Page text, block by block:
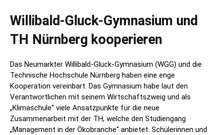
Willibald-Gluck-Gymnasium und
TH Nürnberg kooperieren
Das Neumarkter Willibald-Gluck-Gymnasium (WGG) und die
Technische Hochschule Nürnberg haben eine enge
Kooperation vereinbart. Das Gymnasium habe laut den
Verantwortlichen mit seinem Wirtschaftszweig und als
„Klimaschule“ viele Ansatzpunkte für die neue
Zusammenarbeit mit der TH, welche den Studiengang
„Management in der Ökobranche“ anbietet. Schülerinnen und